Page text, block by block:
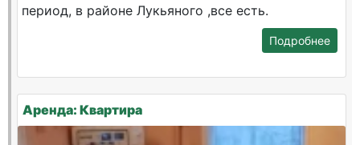
период, в районе Лукьяного ,все есть.
Подробнее
Аренда: Квартира